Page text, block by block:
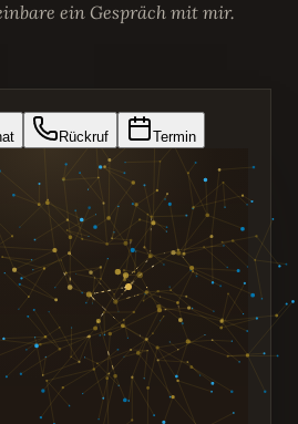
ein Gespräch mit mir.
Rückruf Termin